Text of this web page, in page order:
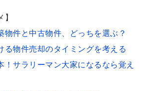
物件と中古物件、どっちを選ぶ？
る物件売却のタイミングを考える
！サラリーマン大家になるなら覚え